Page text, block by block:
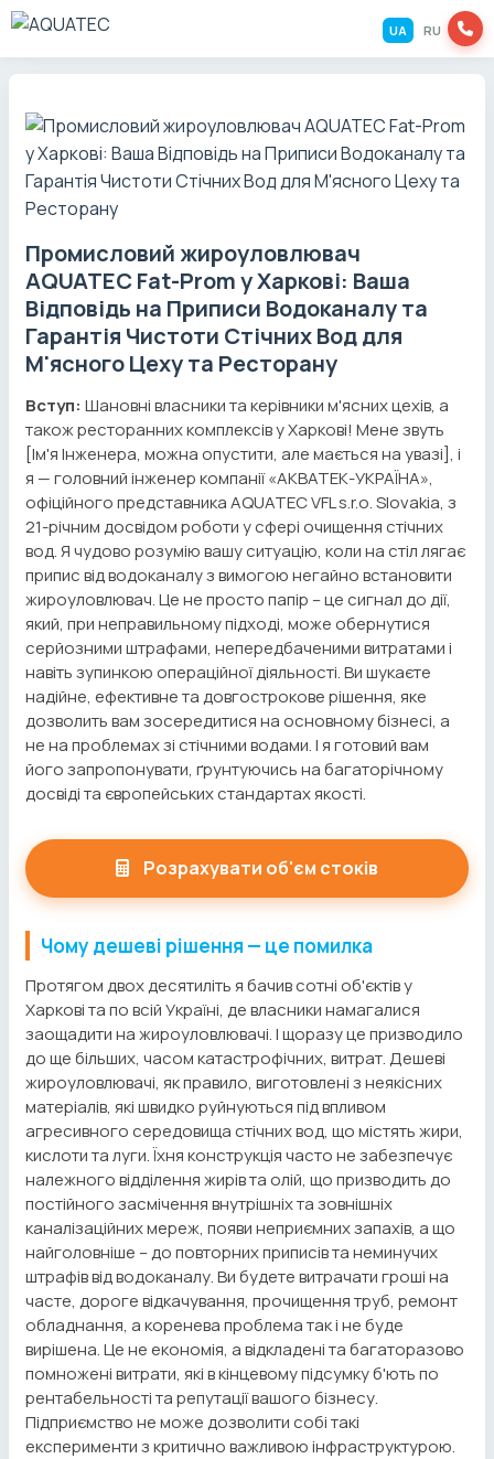
UA RU
Промисловий жироуловлювач
AQUATEC Fat-Prom у Харкові: Ваша
Відповідь на Приписи Водоканалу та
Гарантія Чистоти Стічних Вод для
М'ясного Цеху та Ресторану
Вступ: Шановні власники та керівники м'ясних цехів, а
також ресторанних комплексів у Харкові! Мене звуть
[Ім'я Інженера, можна опустити, але мається на увазі], і
я — головний інженер компанії «АКВАТЕК-УКРАЇНА»,
офіційного представника AQUATEC VFL s.r.o. Slovakia, з
21-річним досвідом роботи у сфері очищення стічних
вод. Я чудово розумію вашу ситуацію, коли на стіл лягає
припис від водоканалу з вимогою негайно встановити
жироуловлювач. Це не просто папір – це сигнал до дії,
який, при неправильному підході, може обернутися
серйозними штрафами, непередбаченими витратами і
навіть зупинкою операційної діяльності. Ви шукаєте
надійне, ефективне та довгострокове рішення, яке
дозволить вам зосередитися на основному бізнесі, а
не на проблемах зі стічними водами. І я готовий вам
його запропонувати, ґрунтуючись на багаторічному
досвіді та європейських стандартах якості.
Розрахувати об'єм стоків
Чому дешеві рішення — це помилка
Протягом двох десятиліть я бачив сотні об'єктів у
Харкові та по всій Україні, де власники намагалися
заощадити на жироуловлювачі. І щоразу це призводило
до ще більших, часом катастрофічних, витрат. Дешеві
жироуловлювачі, як правило, виготовлені з неякісних
матеріалів, які швидко руйнуються під впливом
агресивного середовища стічних вод, що містять жири,
кислоти та луги. Їхня конструкція часто не забезпечує
належного відділення жирів та олій, що призводить до
постійного засмічення внутрішніх та зовнішніх
каналізаційних мереж, появи неприємних запахів, а що
найголовніше – до повторних приписів та неминучих
штрафів від водоканалу. Ви будете витрачати гроші на
часте, дороге відкачування, прочищення труб, ремонт
обладнання, а коренева проблема так і не буде
вирішена. Це не економія, а відкладені та багаторазово
помножені витрати, які в кінцевому підсумку б'ють по
рентабельності та репутації вашого бізнесу.
Підприємство не може дозволити собі такі
експерименти з критично важливою інфраструктурою.